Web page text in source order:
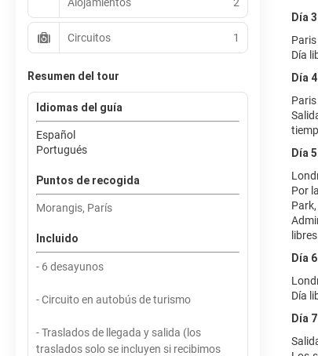
Día 3
Paris
Día
Día 4
Día 5
Por
Día 6
Día
Día 7
Circuitos 1
Resumen del tour
Idiomas del guía
Español
Portugués
Puntos de recogida
Morangis, París
Incluido
- 6 desayunos
- Circuito en autobús de turismo
- Traslados de llegada y salida (los
traslados solo se incluyen si recibimos